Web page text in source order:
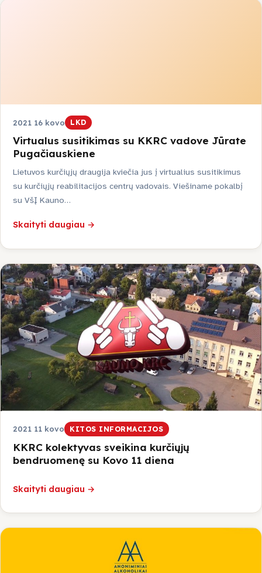
2021 16 kovo LKD
Virtualus susitikimas su KKRC vadove Jūrate
Pugačiauskiene
Lietuvos kurčiųjų draugija kviečia jus į virtualius susitikimus
su kurčiųjų reabilitacijos centrų vadovais. Viešiname pokalbį
su VšĮ Kauno…
Skaityti daugiau →
2021 11 kovo KITOS INFORMACIJOS
KKRC kolektyvas sveikina kurčiųjų
bendruomenę su Kovo 11 diena
Skaityti daugiau →